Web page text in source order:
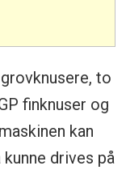
to
finknuser og
kan
drives på